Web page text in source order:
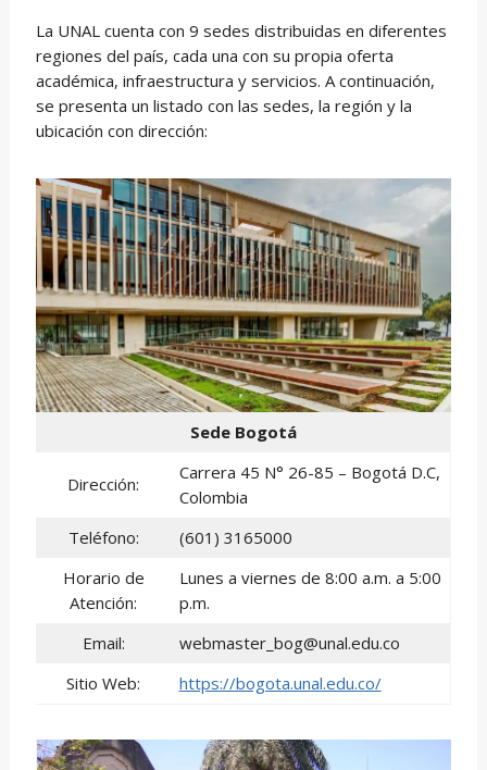
La UNAL cuenta con 9 sedes distribuidas en diferentes
regiones del país, cada una con su propia oferta
académica, infraestructura y servicios. A continuación,
se presenta un listado con las sedes, la región y la
ubicación con dirección:
Sede Bogotá
Dirección:
Carrera 45 N° 26-85 – Bogotá D.C,
Colombia
Teléfono:
(601) 3165000
Horario de
Atención:
Lunes a viernes de 8:00 a.m. a 5:00
p.m.
Email:
webmaster_bog@unal.edu.co
Sitio Web:
https://bogota.unal.edu.co/